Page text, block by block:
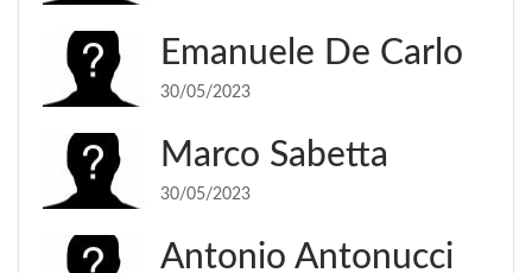
Emanuele De Carlo
30/05/2023
Marco Sabetta
30/05/2023
Antonio Antonucci